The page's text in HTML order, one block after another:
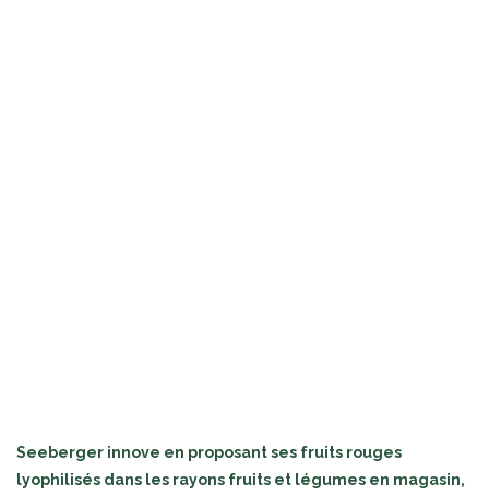
Seeberger innove en proposant ses fruits rouges
lyophilisés dans les rayons fruits et légumes en magasin,